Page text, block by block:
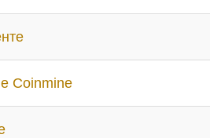
Coinmine